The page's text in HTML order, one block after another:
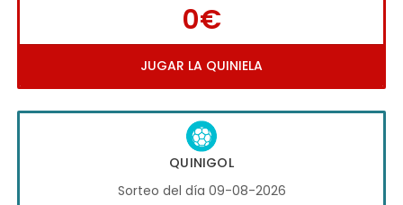
0€
JUGAR LA QUINIELA
QUINIGOL
Sorteo del día 09-08-2026